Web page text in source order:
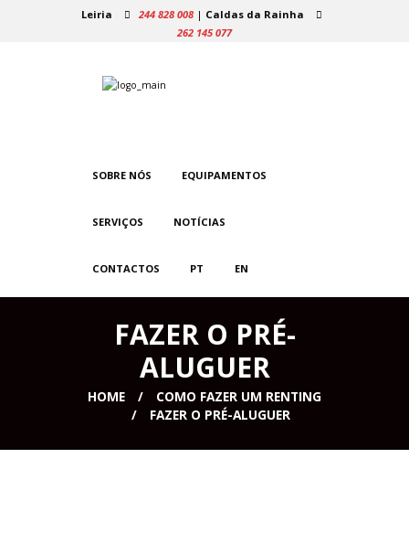
Leiria 244 828 008 | Caldas da Rainha
262 145 077
SOBRE NÓS EQUIPAMENTOS
SERVIÇOS NOTÍCIAS
CONTACTOS PT EN
FAZER O PRÉ-
ALUGUER
HOME
COMO FAZER UM RENTING
FAZER O PRÉ-ALUGUER